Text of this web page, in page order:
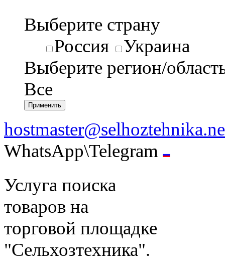
Выберите страну
Россия
Украина
Выберите регион/
Все
WhatsApp\Telegram
Услуга поиска
товаров на
торговой площадке
"Сельхозтехника".